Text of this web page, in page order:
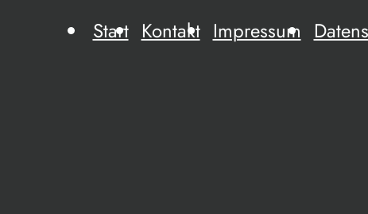
Start Kontakt Impressum